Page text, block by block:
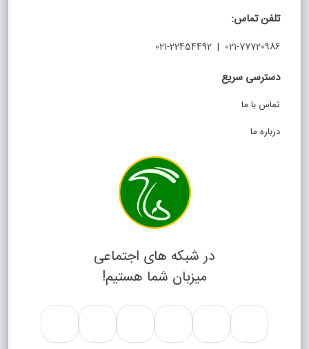
تلفن تماس:
021-77720986 | 021-22454492
دسترسی سریع
تماس با ما
درباره ما
در شبکه های اجتماعی
میزبان شما هستیم!